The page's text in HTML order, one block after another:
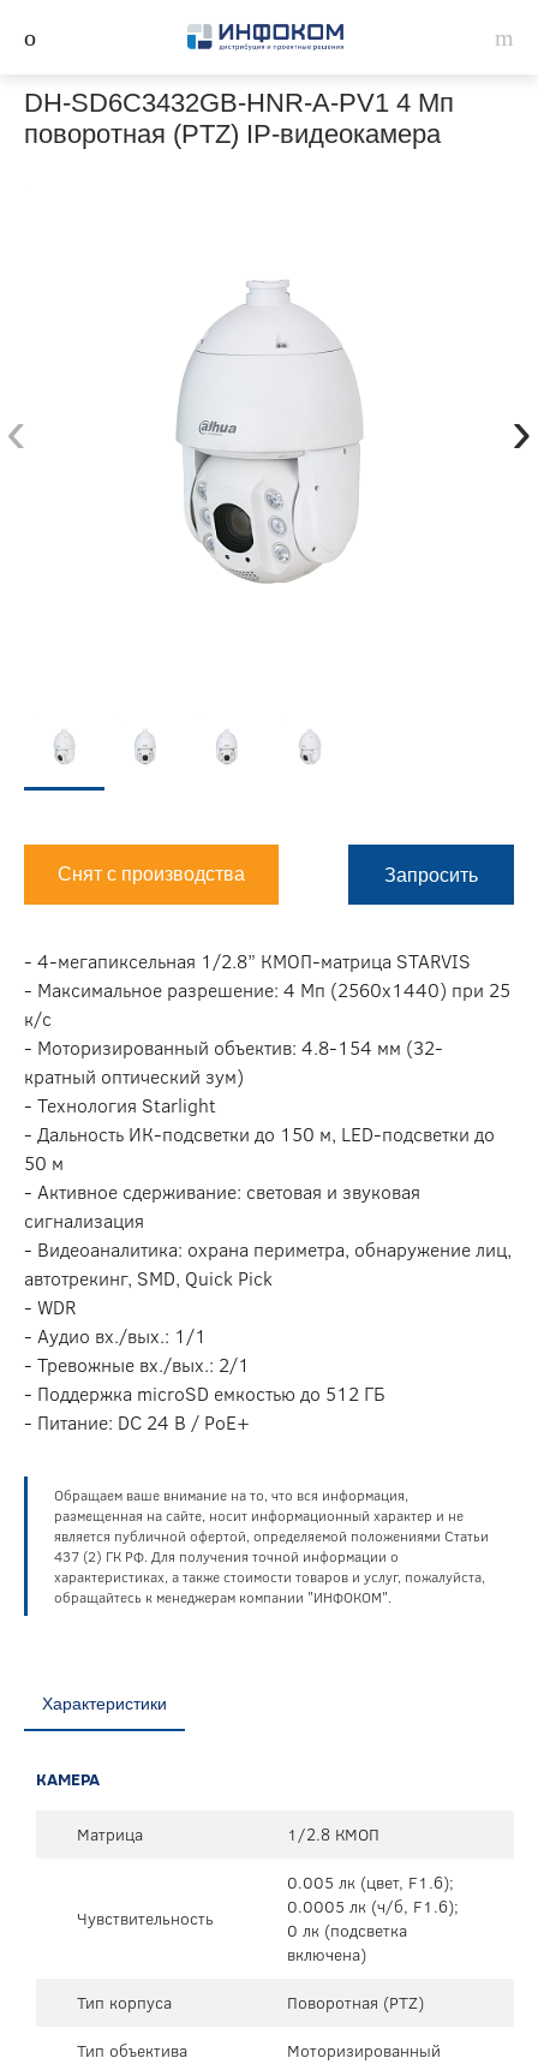
DH-SD6C3432GB-HNR-A-PV1 4 Мп
поворотная (PTZ) IP-видеокамера
‹ ›
Снят с производства Запросить
- 4-мегапиксельная 1/2.8” КМОП-матрица STARVIS
- Максимальное разрешение: 4 Мп (2560х1440) при 25
к/с
- Моторизированный объектив: 4.8-154 мм (32-
кратный оптический зум)
- Технология Starlight
- Дальность ИК-подсветки до 150 м, LED-подсветки до
50 м
- Активное сдерживание: световая и звуковая
сигнализация
- Видеоаналитика: охрана периметра, обнаружение лиц,
автотрекинг, SMD, Quick Pick
- WDR
- Аудио вх./вых.: 1/1
- Тревожные вх./вых.: 2/1
- Поддержка microSD емкостью до 512 ГБ
- Питание: DC 24 В / PoE+
Обращаем ваше внимание на то, что вся информация,
размещенная на сайте, носит информационный характер и не
является публичной офертой, определяемой положениями Статьи
437 (2) ГК РФ. Для получения точной информации о
характеристиках, а также стоимости товаров и услуг, пожалуйста,
обращайтесь к менеджерам компании "ИНФОКОМ".
Характеристики
КАМЕРА
Матрица 1/2.8 КМОП
Чувствительность
0.005 лк (цвет, F1.6);
0.0005 лк (ч/б, F1.6);
0 лк (подсветка
включена)
Тип корпуса
Поворотная (PTZ)
Тип объектива
Моторизированный